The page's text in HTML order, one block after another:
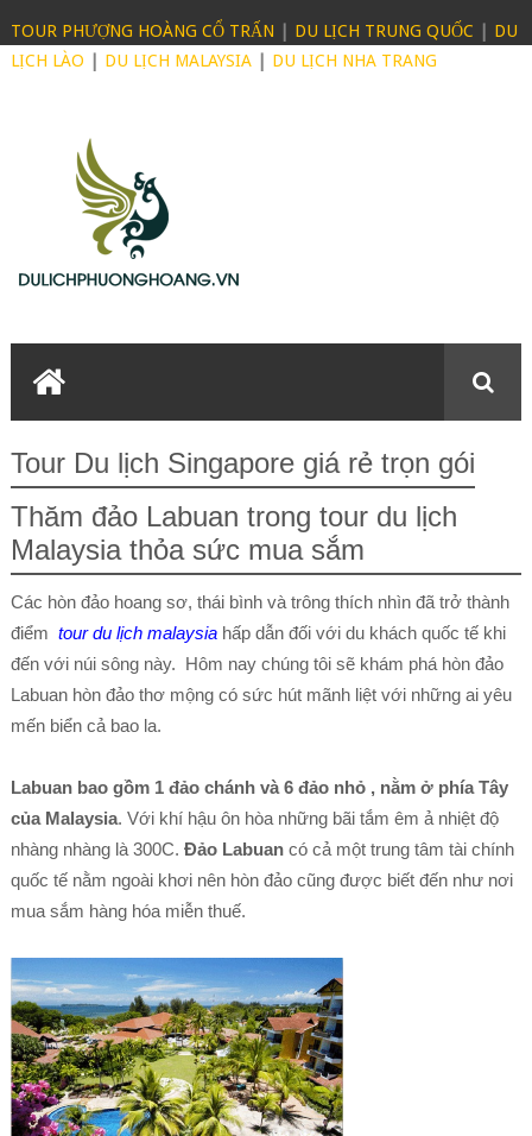
TOUR PHƯỢNG HOÀNG CỔ TRẤN DU LỊCH TRUNG QUỐC
DU
LỊCH LÀO
DU LỊCH MALAYSIA| DU LỊCH NHA TRANG
Tour Du lịch Singapore giá rẻ trọn gói
Thăm đảo Labuan trong tour du lịch
Malaysia thỏa sức mua sắm
Các hòn đảo hoang sơ, thái bình và trông thích nhìn đã trở thành
điểm tour du lịch malaysiahấp dẫn đối với du khách quốc tế khi
đến với núi sông này. Hôm nay chúng tôi sẽ khám phá hòn đảo
Labuan hòn đảo thơ mộng có sức hút mãnh liệt với những ai yêu
mến biển cả bao la.
Labuan bao gồm 1 đảo chánh và 6 đảo nhỏ , nằm ở phía Tây
của Malaysia. Với khí hậu ôn hòa những bãi tắm êm ả nhiệt độ
nhàng nhàng là 300C. Đảo Labuancó cả một trung tâm tài chính
quốc tế nằm ngoài khơi nên hòn đảo cũng được biết đến như nơi
mua sắm hàng hóa miễn thuế.